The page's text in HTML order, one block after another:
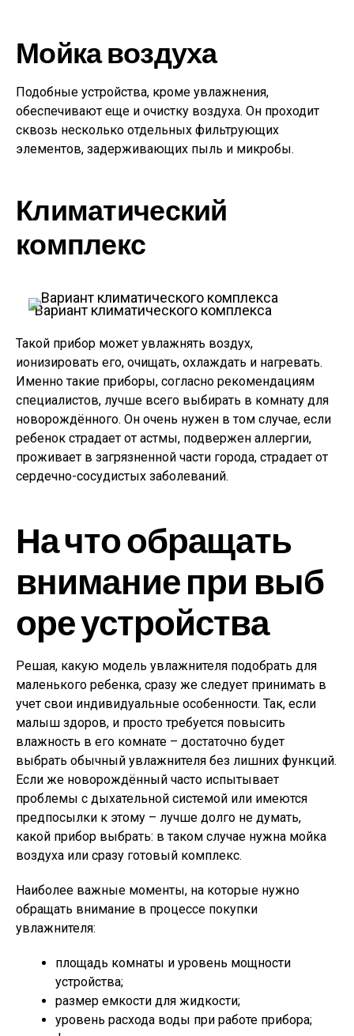
Мойка воздуха
Подобные устройства, кроме увлажнения,
обеспечивают еще и очистку воздуха. Он проходит
сквозь несколько отдельных фильтрующих
элементов, задерживающих пыль и микробы.
Климатический
комплекс
Вариант климатического комплекса
Такой прибор может увлажнять воздух,
ионизировать его, очищать, охлаждать и нагревать.
Именно такие приборы, согласно рекомендациям
специалистов, лучше всего выбирать в комнату для
новорождённого. Он очень нужен в том случае, если
ребенок страдает от астмы, подвержен аллергии,
проживает в загрязненной части города, страдает от
сердечно-сосудистых заболеваний.
На что обращать
внимание при выб
оре устройства
Решая, какую модель увлажнителя подобрать для
маленького ребенка, сразу же следует принимать в
учет свои индивидуальные особенности. Так, если
малыш здоров, и просто требуется повысить
влажность в его комнате – достаточно будет
выбрать обычный увлажнителя без лишних функций.
Если же новорождённый часто испытывает
проблемы с дыхательной системой или имеются
предпосылки к этому – лучше долго не думать,
какой прибор выбрать: в таком случае нужна мойка
воздуха или сразу готовый комплекс.
Наиболее важные моменты, на которые нужно
обращать внимание в процессе покупки
увлажнителя:
площадь комнаты и уровень мощности
устройства;
размер емкости для жидкости;
уровень расхода воды при работе прибора;